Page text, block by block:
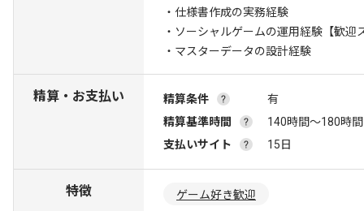
・仕様書作成の実務経験
・ソーシャルゲームの運用経験 【歓
・マスターデータの設計経験
精算・お支払い 精算条件
有
精算基準時間
140時間〜180時間
支払いサイト
15日
特徴 ゲーム好き歓迎